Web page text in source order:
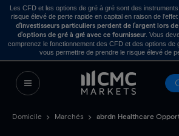
Les CFD et les options de gré à gré sont des
risque élevé de perte rapide en capital en raison de l’effet
d’investisseurs particuliers perdent de l’argent lors
d’options de gré à gré avec ce fournisseur . Vous
comprenez le fonctionnement des CFD et des options de
vous permettre de prendre le risque élevé de
Domicile Marchés abrdn Healthcare